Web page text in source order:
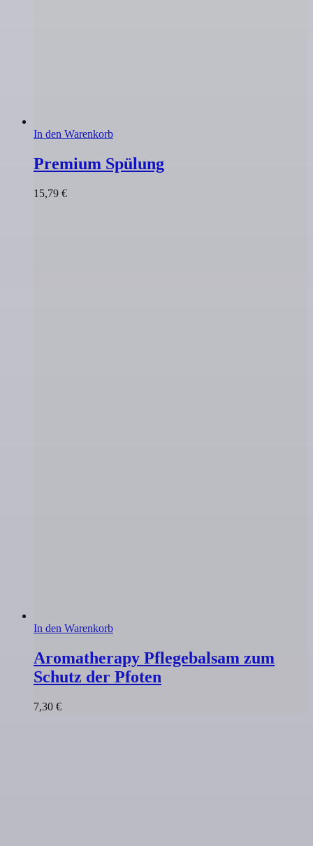
In den Warenkorb
Premium Spülung
15,79 €
In den Warenkorb
Aromatherapy Pflegebalsam zum
Schutz der Pfoten
7,30 €